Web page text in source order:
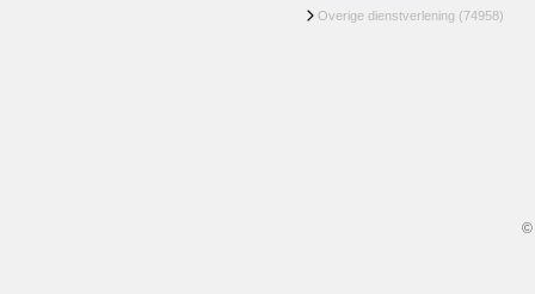
Overige dienstverlening (74958)
©